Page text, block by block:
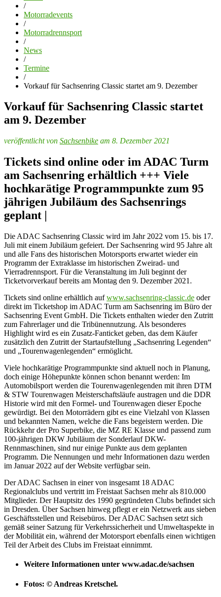
/
Motorradevents
/
Motorradrennsport
/
News
/
Termine
/
Vorkauf für Sachsenring Classic startet am 9. Dezember
Vorkauf für Sachsenring Classic startet
am 9. Dezember
veröffentlicht von Sachsenbike am 8. Dezember 2021
Tickets sind online oder im ADAC Turm
am Sachsenring erhältlich +++ Viele
hochkarätige Programmpunkte zum 95
jährigen Jubiläum des Sachsenrings
geplant |
Die ADAC Sachsenring Classic wird im Jahr 2022 vom 15. bis 17.
Juli mit einem Jubiläum gefeiert. Der Sachsenring wird 95 Jahre alt
und alle Fans des historischen Motorsports erwartet wieder ein
Programm der Extraklasse im historischen Zweirad- und
Vierradrennsport. Für die Veranstaltung im Juli beginnt der
Ticketvorverkauf bereits am Montag den 9. Dezember 2021.
Tickets sind online erhältlich aufwww.sachsenring-classic.de oder
direkt im Ticketshop im ADAC Turm am Sachsenring im Büro der
Sachsenring Event GmbH. Die Tickets enthalten wieder den Zutritt
zum Fahrerlager und die Tribünennutzung. Als besonderes
Highlight wird es ein Zusatz-Fanticket geben, das dem Käufer
zusätzlich den Zutritt der Startaufstellung „Sachsenring Legenden“
und „Tourenwagenlegenden“ ermöglicht.
Viele hochkarätige Programmpunkte sind aktuell noch in Planung,
doch einige Höhepunkte können schon benannt werden: Im
Automobilsport werden die Tourenwagenlegenden mit ihren DTM
& STW Tourenwagen Meisterschaftsläufe austragen und die DDR
Historie wird mit den Formel- und Tourenwagen dieser Epoche
gewürdigt. Bei den Motorrädern gibt es eine Vielzahl von Klassen
und bekannten Namen, welche die Fans begeistern werden. Die
Rückkehr der Pro Superbike, die MZ RE Klasse und passend zum
100-jährigen DKW Jubiläum der Sonderlauf DKW-
Rennmaschinen, sind nur einige Punkte aus dem geplanten
Programm. Die Nennungen und mehr Informationen dazu werden
im Januar 2022 auf der Website verfügbar sein.
Der ADAC Sachsen in einer von insgesamt 18 ADAC
Regionalclubs und vertritt im Freistaat Sachsen mehr als 810.000
Mitglieder. Der Hauptsitz des 1990 gegründeten Clubs befindet sich
in Dresden. Über Sachsen hinweg pflegt er ein Netzwerk aus sieben
Geschäftsstellen und Reisebüros. Der ADAC Sachsen setzt sich
gemäß seiner Satzung für Verkehrssicherheit und Umweltaspekte in
der Mobilität ein, während der Motorsport ebenfalls einen wichtigen
Teil der Arbeit des Clubs im Freistaat einnimmt.
Weitere Informationen unter www.adac.de/sachsen
Fotos: © Andreas Kretschel.